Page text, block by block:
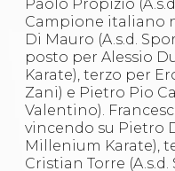
Corsi
Corsi di
Corsi
Paolo Propizio
Campione italiano
Di Mauro (A.s.d.
posto per Alessio
Karate), terzo per
Zani) e Pietro Pio
Valentino).
vincendo su Pietro
Millenium Karate),
Cristian Torre